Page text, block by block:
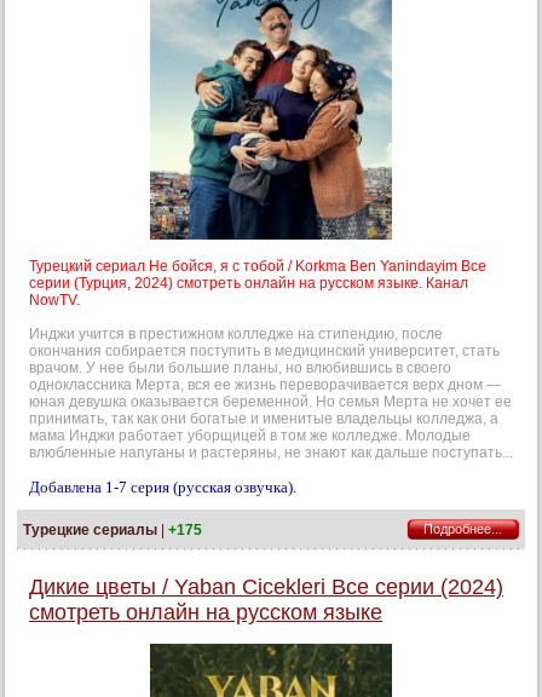
Турецкий сериал Не бойся, я с тобой / Korkma Ben Yanindayim Все
серии (Турция, 2024) смотреть онлайн на русском языке. Канал
NowTV.
Инджи учится в престижном колледже на стипендию, после
окончания собирается поступить в медицинский университет, стать
врачом. У нее были большие планы, но влюбившись в своего
одноклассника Мерта, вся ее жизнь переворачивается верх дном —
юная девушка оказывается беременной. Но семья Мерта не хочет ее
принимать, так как они богатые и именитые владельцы колледжа, а
мама Инджи работает уборщицей в том же колледже. Молодые
влюбленные напуганы и растеряны, не знают как дальше поступать...
Добавлена 1-7 серия (русская озвучка).
Турецкие сериалы +175 Подробнее...
Дикие цветы / Yaban Cicekleri Все серии (2024)
смотреть онлайн на русском языке